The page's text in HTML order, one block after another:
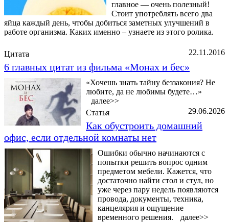
главное — очень полезный!
Стоит употреблять всего два
яйца каждый день, чтобы добиться заметных улучшений в
работе организма. Каких именно – узнаете из этого ролика.
22.11.2016
Цитата
6 главных цитат из фильма «Монах и бес»
«Хочешь знать тайну беззакония? Не
любите, да не любимы будете…»
далее>>
29.06.2026
Статья
Как обустроить домашний
офис, если отдельной комнаты нет
Ошибки обычно начинаются с
попытки решить вопрос одним
предметом мебели. Кажется, что
достаточно найти стол и стул, но
уже через пару недель появляются
провода, документы, техника,
канцелярия и ощущение
временного решения.
далее>>